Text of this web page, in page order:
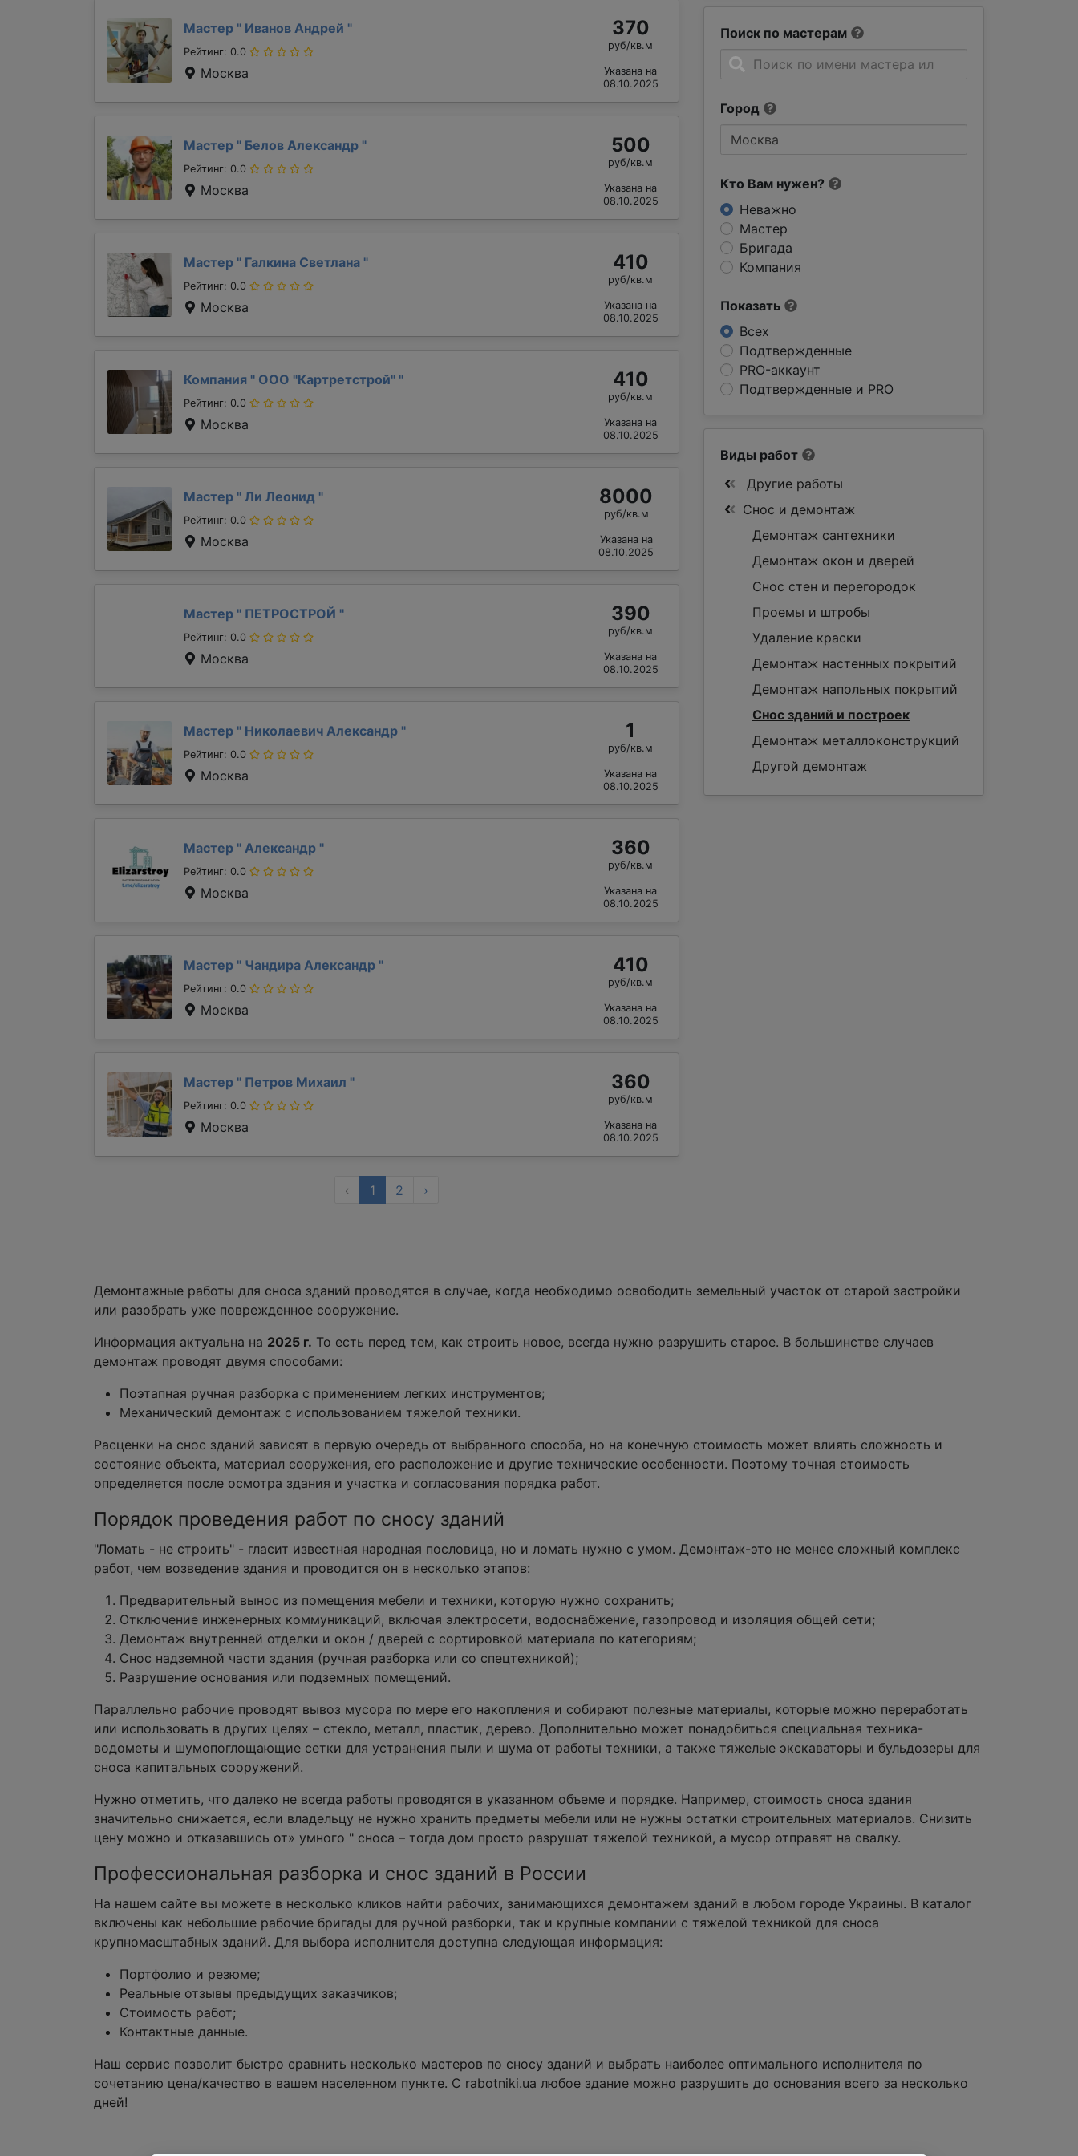
Поиск по мастерам
Город
Кто Вам нужен?
Неважно
Мастер
Бригада
Компания
Показать
Всех
Подтвержденные
PRO-аккаунт
Подтвержденные и PRO
Мастер " Иванов Андрей "
Рейтинг: 0.0
Москва
370
руб/кв.м
Указана на
08.10.2025
Мастер " Белов Александр "
Рейтинг: 0.0
Москва
500
руб/кв.м
Указана на
08.10.2025
Мастер " Галкина Светлана "
Рейтинг: 0.0
Москва
410
руб/кв.м
Указана на
08.10.2025
Компания " ООО "Картретстрой" "
Рейтинг: 0.0
Москва
410
руб/кв.м
Указана на
08.10.2025
Мастер " Ли Леонид "
Рейтинг: 0.0
Москва
8000
руб/кв.м
Указана на
08.10.2025
Мастер " ПЕТРОСТРОЙ "
Рейтинг: 0.0
Москва
390
руб/кв.м
Указана на
08.10.2025
Мастер " Николаевич Александр "
Рейтинг: 0.0
Москва
1
руб/кв.м
Указана на
08.10.2025
Мастер " Александр "
Рейтинг: 0.0
Москва
360
руб/кв.м
Указана на
08.10.2025
Мастер " Чандира Александр "
Рейтинг: 0.0
Москва
410
руб/кв.м
Указана на
08.10.2025
Мастер " Петров Михаил "
Рейтинг: 0.0
Москва
360
руб/кв.м
Указана на
08.10.2025
‹ 1 2 ›
Виды работ
Другие работы
Снос и демонтаж
Демонтаж сантехники
Демонтаж окон и дверей
Снос стен и перегородок
Проемы и штробы
Удаление краски
Демонтаж настенных покрытий
Демонтаж напольных покрытий
Снос зданий и построек
Демонтаж металлоконструкций
Другой демонтаж
Демонтажные работы для сноса зданий проводятся в случае, когда необходимо освободить земельный участок от старой застройки
или разобрать уже поврежденное сооружение.
Информация актуальна на 2025 г. То есть перед тем, как строить новое, всегда нужно разрушить старое. В большинстве случаев
демонтаж проводят двумя способами:
Поэтапная ручная разборка с применением легких инструментов;
Механический демонтаж с использованием тяжелой техники.
Расценки на снос зданий зависят в первую очередь от выбранного способа, но на конечную стоимость может влиять сложность и
состояние объекта, материал сооружения, его расположение и другие технические особенности. Поэтому точная стоимость
определяется после осмотра здания и участка и согласования порядка работ.
Порядок проведения работ по сносу зданий
"Ломать - не строить" - гласит известная народная пословица, но и ломать нужно с умом. Демонтаж-это не менее сложный комплекс
работ, чем возведение здания и проводится он в несколько этапов:
Предварительный вынос из помещения мебели и техники, которую нужно сохранить;
Отключение инженерных коммуникаций, включая электросети, водоснабжение, газопровод и изоляция общей сети;
Демонтаж внутренней отделки и окон / дверей с сортировкой материала по категориям;
Снос надземной части здания (ручная разборка или со спецтехникой);
Разрушение основания или подземных помещений.
Параллельно рабочие проводят вывоз мусора по мере его накопления и собирают полезные материалы, которые можно переработать
или использовать в других целях – стекло, металл, пластик, дерево. Дополнительно может понадобиться специальная техника-
водометы и шумопоглощающие сетки для устранения пыли и шума от работы техники, а также тяжелые экскаваторы и бульдозеры для
сноса капитальных сооружений.
Нужно отметить, что далеко не всегда работы проводятся в указанном объеме и порядке. Например, стоимость сноса здания
значительно снижается, если владельцу не нужно хранить предметы мебели или не нужны остатки строительных материалов. Снизить
цену можно и отказавшись от» умного " сноса – тогда дом просто разрушат тяжелой техникой, а мусор отправят на свалку.
Профессиональная разборка и снос зданий в России
На нашем сайте вы можете в несколько кликов найти рабочих, занимающихся демонтажем зданий в любом городе Украины. В каталог
включены как небольшие рабочие бригады для ручной разборки, так и крупные компании с тяжелой техникой для сноса
крупномасштабных зданий. Для выбора исполнителя доступна следующая информация:
Портфолио и резюме;
Реальные отзывы предыдущих заказчиков;
Стоимость работ;
Контактные данные.
Наш сервис позволит быстро сравнить несколько мастеров по сносу зданий и выбрать наиболее оптимального исполнителя по
сочетанию цена/качество в вашем населенном пункте. С rabotniki.ua любое здание можно разрушить до основания всего за несколько
дней!